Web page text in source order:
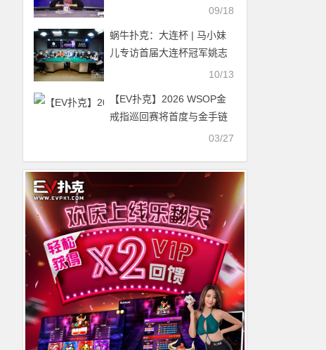
职业生涯奖金突破3660W ！
09/18
蜗牛扑克：大连杯 | 马小妹
儿专访首届大连杯冠军姚志
10/13
【EV扑克】2026 WSOP金
戒指巡回赛将首度与金手链
赛在拉斯加斯同步举行！03/27